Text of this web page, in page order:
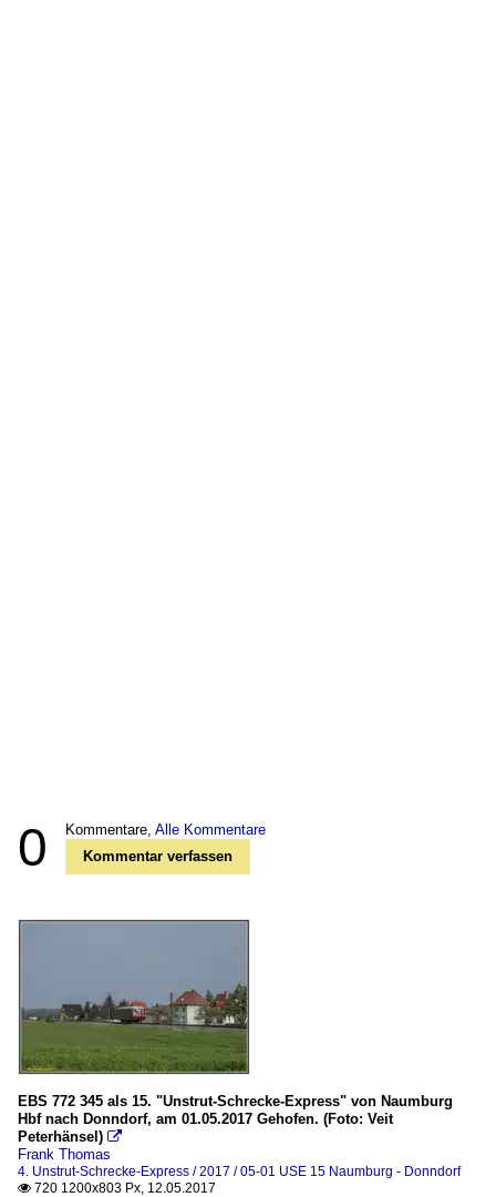
0 Kommentare, Alle Kommentare
Kommentar verfassen
EBS 772 345 als 15. "Unstrut-Schrecke-Express" von Naumburg
Hbf nach Donndorf, am 01.05.2017 Gehofen. (Foto: Veit
Peterhänsel) 
Frank Thomas
4. Unstrut-Schrecke-Express / 2017 / 05-01 USE 15 Naumburg - Donndorf
 720 1200x803 Px, 12.05.2017